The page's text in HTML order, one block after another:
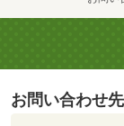
お問い合わせ先